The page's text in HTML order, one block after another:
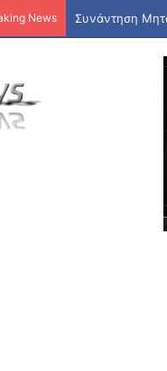
News «Ναι» από τη